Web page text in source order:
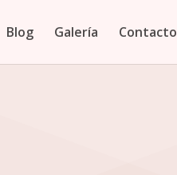
Blog Galería Contacto